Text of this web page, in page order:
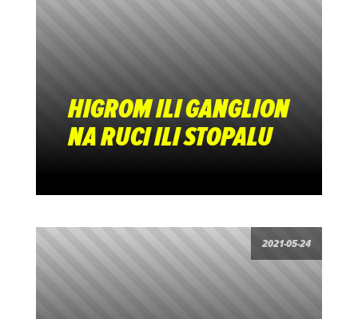
HIGROM ILI GANGLION
NA RUCI ILI STOPALU
2021-05-24